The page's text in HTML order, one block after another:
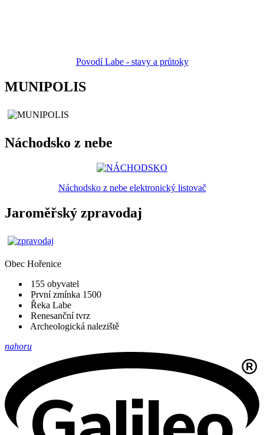
Povodí Labe - stavy a průtoky
MUNIPOLIS
Náchodsko z nebe
Náchodsko z nebe elektronický listovač
Jaroměřský zpravodaj
Obec Hořenice
155 obyvatel
První zmínka 1500
Řeka Labe
Renesanční tvrz
Archeologická naleziště
nahoru